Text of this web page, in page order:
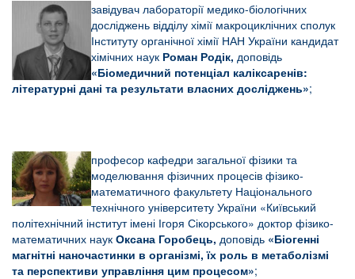
завідувач лабораторії медико-біологічних
досліджень відділу хімії макроциклічних сполук
Інституту органічної хімії НАН України кандидат
хімічних наук Роман Родік, доповідь
«Біомедичний потенціал каліксаренів:
літературні дані та результати власних досліджень»;
професор кафедри загальної фізики та
моделювання фізичних процесів фізико-
математичного факультету Національного
технічного університету України «Київський
політехнічний інститут імені Ігоря Сікорського» доктор фізико-
математичних наук Оксана Горобець, доповідь «Біогенні
магнітні наночастинки в організмі, їх роль в метаболізмі
та перспективи управління цим процесом»;